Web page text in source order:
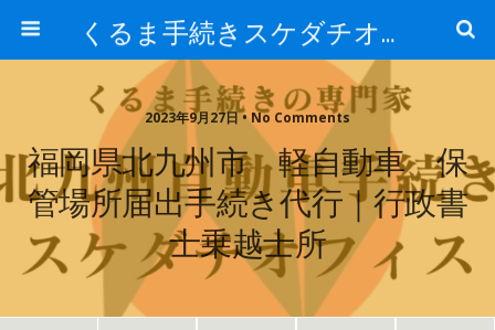
くるま手続きスケダチオフィス
2023年9月27日 • No Comments
福岡県北九州市 軽自動車 保
管場所届出手続き代行｜行政書
士乗越士所